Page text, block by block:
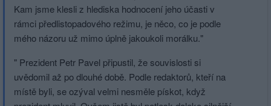
Kam jsme klesli z hlediska hodnocení jeho účasti v
rámci předlistopadového režimu, je něco, co je podle
mého názoru už mimo úplně jakoukoli morálku."
" Prezident Petr Pavel připustil, že souvislosti si
uvědomil až po dlouhé době. Podle redaktorů, kteří na
místě byli, se ozýval velmi nesměle pískot, když